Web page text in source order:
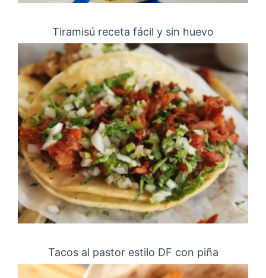
Tiramisú receta fácil y sin huevo
Tacos al pastor estilo DF con piña